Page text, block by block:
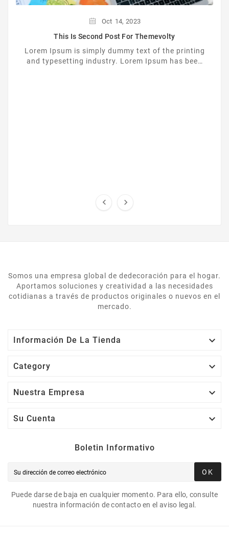
Oct 14, 2023
This Is Second Post For Themevolty
Lorem Ipsum is simply dummy text of the printing
and typesetting industry. Lorem Ipsum has been
 
Somos una empresa global de dedecoración para el hogar.
Aportamos soluciones y creatividad a las necesidades
cotidianas a través de productos originales o nuevos en el
mercado.
Información De La Tienda 
Category 
Nuestra Empresa 
Su Cuenta 
Boletin Informativo
OK
Puede darse de baja en cualquier momento. Para ello, consulte
nuestra información de contacto en el aviso legal.